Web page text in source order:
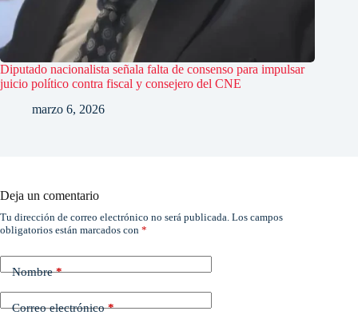
Diputado nacionalista señala falta de consenso para impulsar
juicio político contra fiscal y consejero del CNE
marzo 6, 2026
Deja un comentario
Tu dirección de correo electrónico no será publicada. Los campos
obligatorios están marcados con *
Nombre*
Correo electrónico*